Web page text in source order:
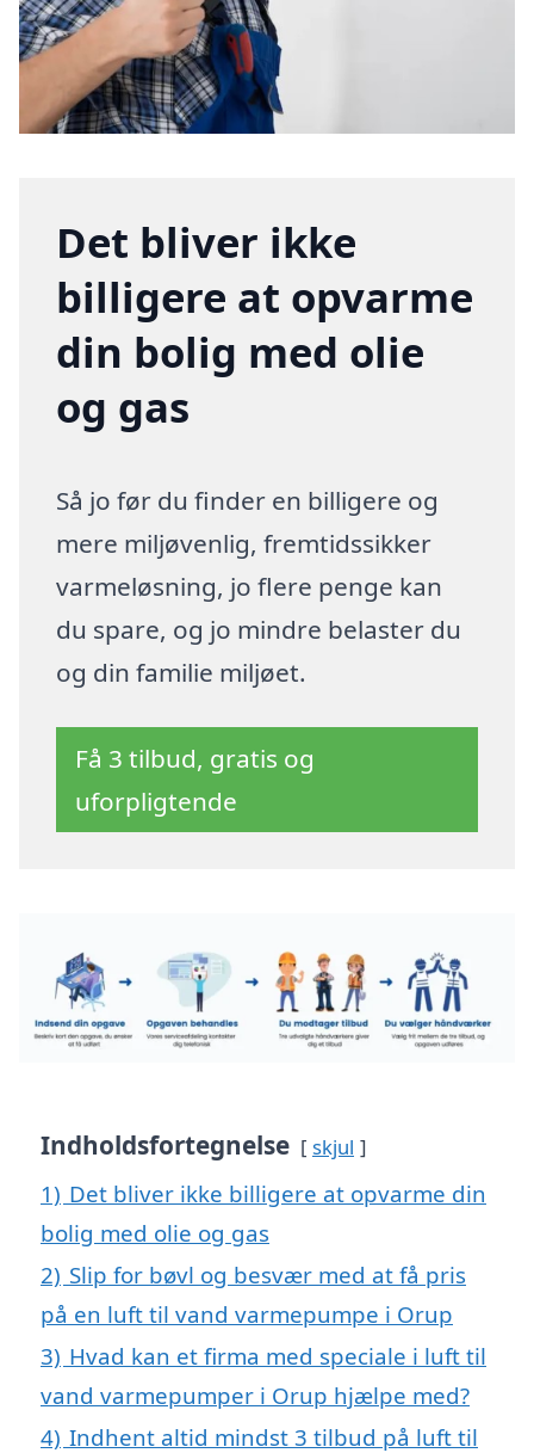
Det bliver ikke
billigere at opvarme
din bolig med olie
og gas
Så jo før du finder en billigere og
mere miljøvenlig, fremtidssikker
varmeløsning, jo flere penge kan
du spare, og jo mindre belaster du
og din familie miljøet.
Få 3 tilbud, gratis og
uforpligtende
Indholdsfortegnelse skjul
1) Det bliver ikke billigere at opvarme din
bolig med olie og gas
2) Slip for bøvl og besvær med at få pris
på en luft til vand varmepumpe i Orup
3) Hvad kan et firma med speciale i luft til
vand varmepumper i Orup hjælpe med?
4) Indhent altid mindst 3 tilbud på luft til